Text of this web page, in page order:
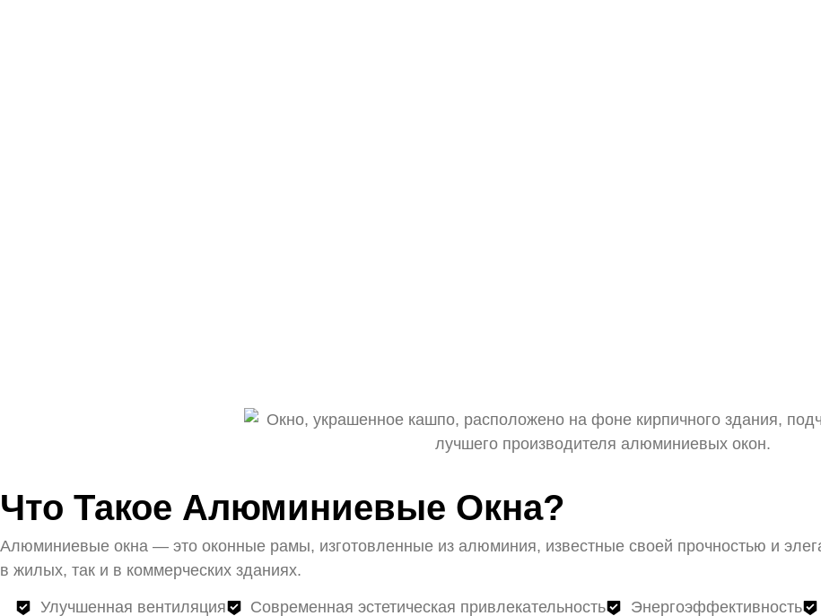
Что Такое Алюминиевые Окна?
Алюминиевые окна — это оконные рамы, изготовленные из алюминия, известные своей прочностью и
в жилых, так и в коммерческих зданиях.
Улучшенная вентиляция Современная эстетическая привлекательность Энергоэффективность